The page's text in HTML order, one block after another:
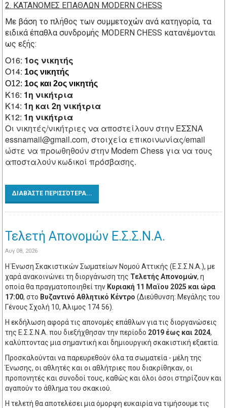
2. ΚΑΤΑΝΟΜΕΣ ΕΠΑΘΛΩΝ MODERN CHESS
Με βάση το πλήθος των συμμετοχών ανά κατηγορία, τα
ειδικά έπαθλα συνδρομής MODERN CHESS κατανέμονται
ως εξής:
O16: 1ος νικητής
Ο14: 1ος νικητής
Ο12: 1ος και 2ος νικητής
Κ16: 1η νικήτρια
Κ14: 1η και 2η νικήτρια
Κ12: 1η νικήτρια
Οι νικητές/νικήτριες να αποστείλουν στην ΕΣΣΝΑ
essnamail@gmail.com, στοιχεία επικοινωνίας/email
ώστε να προωθηθούν στην Modern Chess για να τους
αποσταλούν κωδικοί πρόσβασης.
ΔΙΑΒΆΣΤΕ ΠΕΡΙΣΣΌΤΕΡΑ...
Τελετή Απονομών Ε.Σ.Σ.Ν.Α.
Αυγ 08, 2026
Η Ένωση Σκακιστικών Σωματείων Νομού Αττικής (Ε.Σ.Σ.Ν.Α.), με
χαρά ανακοινώνει τη διοργάνωση της Τελετής Απονομών, η
οποία θα πραγματοποιηθεί την Κυριακή 11 Μαϊου 2025 και ώρα
17:00, στο Βυζαντινό Αθλητικό Κέντρο (Διεύθυνση: Μεγάλης του
Γένους Σχολή 10, Άλιμος 174 56).
Η εκδήλωση αφορά τις απονομές επάθλων για τις διοργανώσεις
της Ε.Σ.Σ.Ν.Α. που διεξήχθησαν την περίοδο 2019 έως και 2024,
καλύπτοντας μια σημαντική και δημιουργική σκακιστική εξαετία.
Προσκαλούνται να παρευρεθούν όλα τα σωματεία - μέλη της
Ένωσης, οι αθλητές και οι αθλήτριες που διακρίθηκαν, οι
προπονητές και συνοδοί τους, καθώς και όλοι όσοι στηρίζουν και
αγαπούν το άθλημα του σκακιού.
Η τελετή θα αποτελέσει μια όμορφη ευκαιρία να τιμήσουμε τις